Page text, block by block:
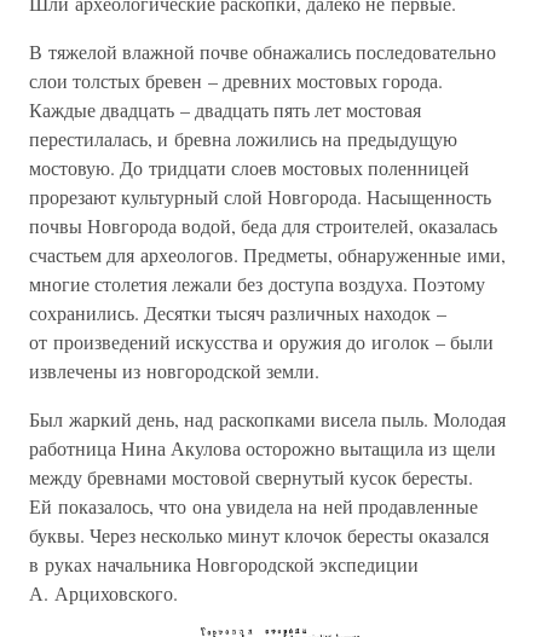
В тяжелой влажной почве обнажались последовательно
слои толстых бревен – древних мостовых города.
Каждые двадцать – двадцать пять лет мостовая
перестилалась, и бревна ложились на предыдущую
мостовую. До тридцати слоев мостовых поленницей
прорезают культурный слой Новгорода. Насыщенность
почвы Новгорода водой, беда для строителей, оказалась
счастьем для археологов. Предметы, обнаруженные ими,
многие столетия лежали без доступа воздуха. Поэтому
сохранились. Десятки тысяч различных находок –
от произведений искусства и оружия до иголок – были
извлечены из новгородской земли.
Был жаркий день, над раскопками висела пыль. Молодая
работница Нина Акулова осторожно вытащила из щели
между бревнами мостовой свернутый кусок бересты.
Ей показалось, что она увидела на ней продавленные
буквы. Через несколько минут клочок бересты оказался
в руках начальника Новгородской экспедиции
А. Арциховского.